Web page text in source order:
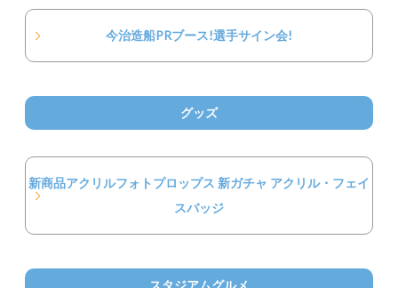
今治造船PRブース!選手サイン会!
グッズ
新商品アクリルフォトプロップス 新ガチャ アクリル・フェイ
スバッジ